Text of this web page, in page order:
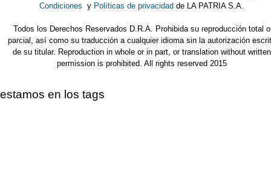
Condiciones y Políticas de privacidad de LA PATRIA S.A.
Todos los Derechos Reservados D.R.A. Prohibida su reproducción total o
parcial, así como su traducción a cualquier idioma sin la autorización
de su titular. Reproduction in whole or in part, or translation without written
permission is prohibited. All rights reserved 2015
estamos en los tags